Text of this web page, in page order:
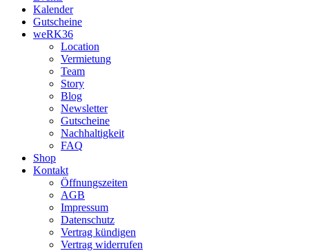
Kalender
Gutscheine
weRK36
Location
Vermietung
Team
Story
Blog
Newsletter
Gutscheine
Nachhaltigkeit
FAQ
Shop
Kontakt
Öffnungszeiten
AGB
Impressum
Datenschutz
Vertrag kündigen
Vertrag widerrufen